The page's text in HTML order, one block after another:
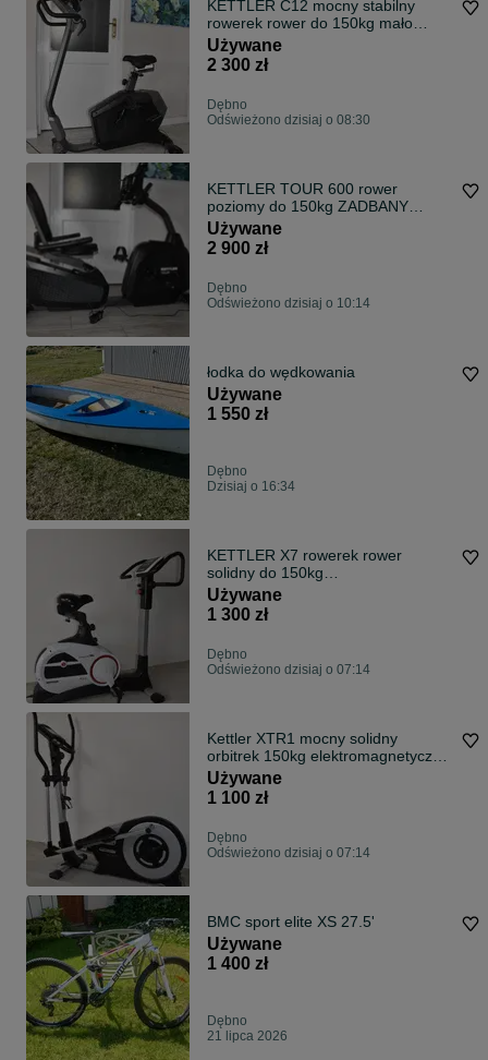
KETTLER C12 mocny stabilny
rowerek rower do 150kg mało
używany WYSYŁKA!
Używane
2 300 zł
Dębno
Odświeżono dzisiaj o 08:30
KETTLER TOUR 600 rower
poziomy do 150kg ZADBANY
wysyłka gwarancja
Używane
2 900 zł
Dębno
Odświeżono dzisiaj o 10:14
łodka do wędkowania
Używane
1 550 zł
Dębno
Dzisiaj o 16:34
KETTLER X7 rowerek rower
solidny do 150kg
elektromagnetyczny WYSYŁKA!
Używane
1 300 zł
Dębno
Odświeżono dzisiaj o 07:14
Kettler XTR1 mocny solidny
orbitrek 150kg elektromagnetyczny
WYSYŁKA!
Używane
1 100 zł
Dębno
Odświeżono dzisiaj o 07:14
BMC sport elite XS 27.5'
Używane
1 400 zł
Dębno
21 lipca 2026